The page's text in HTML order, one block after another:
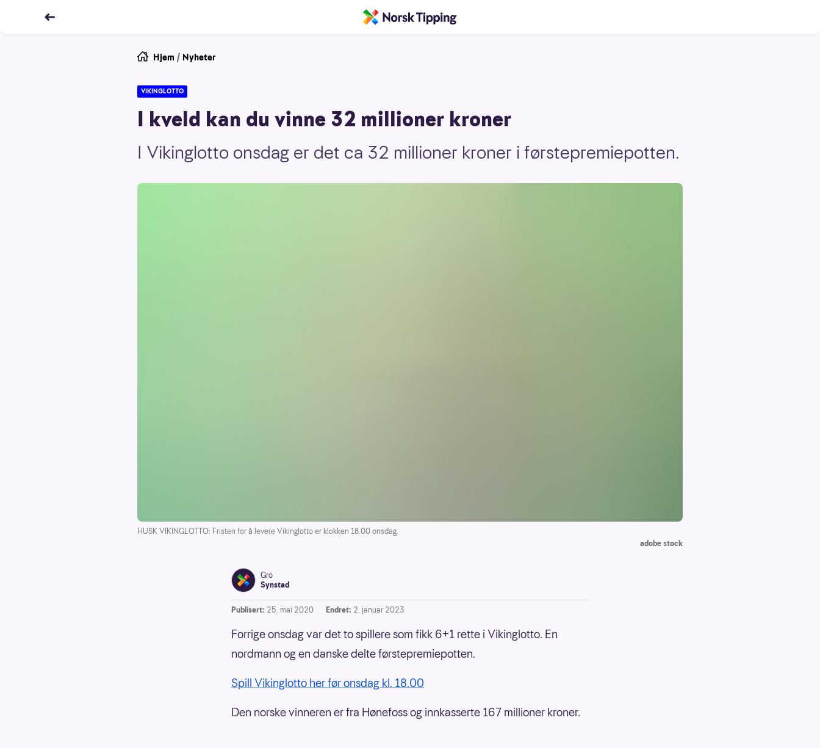
Hjem / Nyheter
VIKINGLOTTO
I kveld kan du vinne 32 millioner kroner
I Vikinglotto onsdag er det ca 32 millioner kroner i førstepremiepotten.
HUSK VIKINGLOTTO: Fristen for å levere Vikinglotto er klokken 18.00 onsdag.
adobe stock
Gro
Synstad
Publisert: 25. mai 2020 Endret: 2. januar 2023
Forrige onsdag var det to spillere som fikk 6+1 rette i Vikinglotto. En
nordmann og en danske delte førstepremiepotten.
Spill Vikinglotto her før onsdag kl. 18.00
Den norske vinneren er fra Hønefoss og innkasserte 167 millioner kroner.